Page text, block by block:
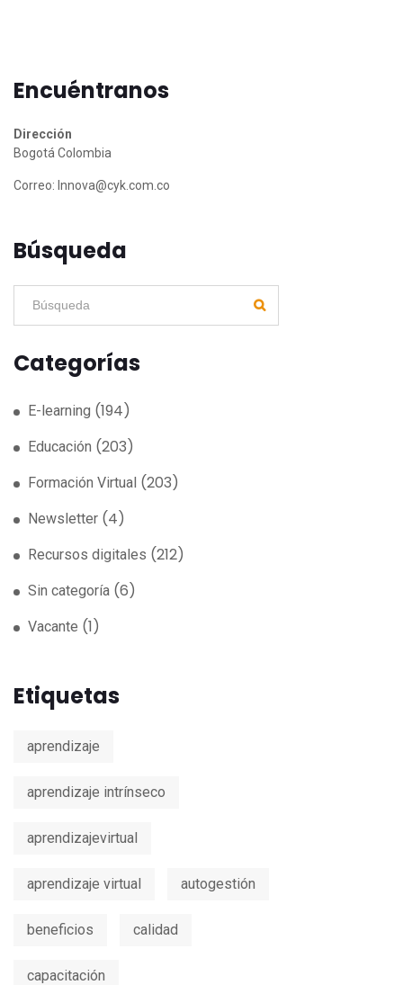
Encuéntranos
Dirección
Bogotá Colombia
Correo: Innova@cyk.com.co
Búsqueda
Categorías
E-learning (194)
Educación (203)
Formación Virtual (203)
Newsletter (4)
Recursos digitales (212)
Sin categoría (6)
Vacante (1)
Etiquetas
aprendizaje
aprendizaje intrínseco
aprendizajevirtual
aprendizaje virtual autogestión
beneficios calidad
capacitación